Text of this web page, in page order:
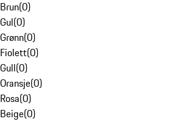
Brun(0)
Gul(0)
Grønn(0)
Fiolett(0)
Gull(0)
Oransje(0)
Rosa(0)
Beige(0)